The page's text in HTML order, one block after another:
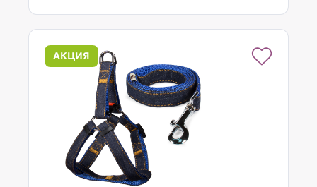
АКЦИЯ